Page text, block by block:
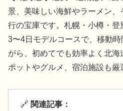
景、美味しい海鮮やラーメン
行の宝庫です。札幌・小樽・
3〜4日モデルコースで、移動
がら、初めてでも効率よく北
ポットやグルメ、宿泊施設も厳
🔗 関連記事：